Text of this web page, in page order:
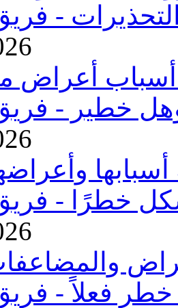
-
أسباب
خطير -
خطرًا -
خطر فعلاً -